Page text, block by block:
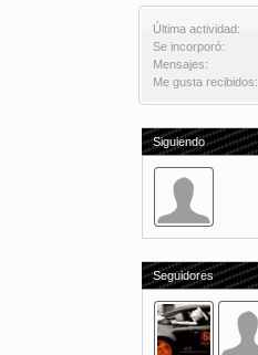
Última actividad:
Se incorporó:
Mensajes:
Me gusta recibidos:
Siguiendo
Seguidores